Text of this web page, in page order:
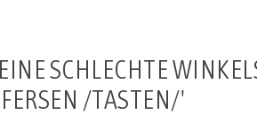
SCHLECHTE
/TASTEN/'